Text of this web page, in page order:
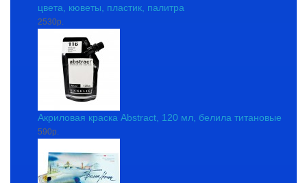
цвета, кюветы, пластик, палитра
2530р.
Акриловая краска Abstract, 120 мл, белила титановые
590р.